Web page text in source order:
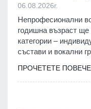
06.08.2026г.
Непрофесионални
годишна възраст ще
категории –
състави и вокални
ПРОЧЕТЕТЕ ПОВЕЧЕ